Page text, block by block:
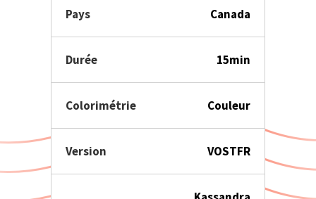
Pays Canada
Durée 15min
Colorimétrie Couleur
Version VOSTFR